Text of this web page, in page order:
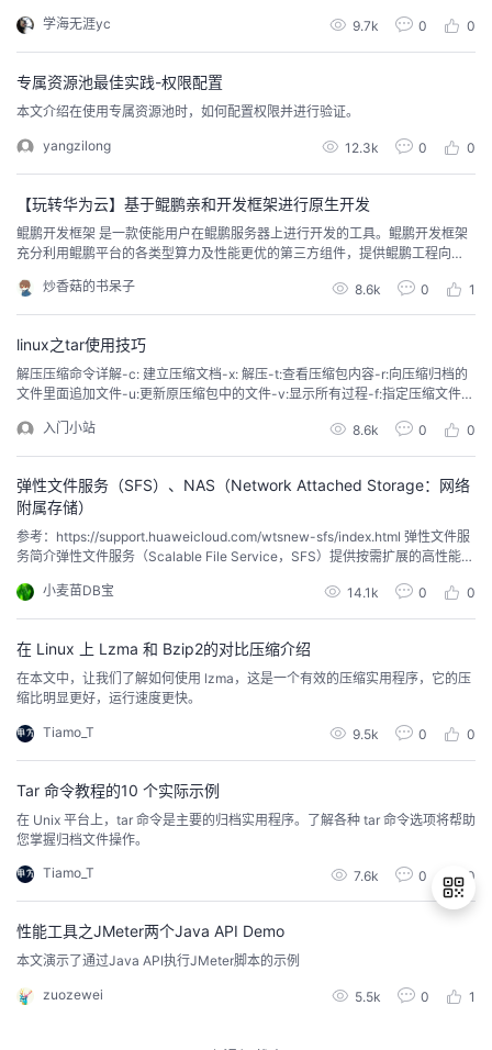
amClass desc, b...
学海无涯yc 9.7k 0 0
专属资源池最佳实践-权限配置
本文介绍在使用专属资源池时，如何配置权限并进行验证。
yangzilong 12.3k 0 0
【玩转华为云】基于鲲鹏亲和开发框架进行原生开发
鲲鹏开发框架 是一款使能用户在鲲鹏服务器上进行开发的工具。鲲鹏开发框架
充分利用鲲鹏平台的各类型算力及性能更优的第三方组件，提供鲲鹏工程向
应用软件框架，帮助开发者更便捷地开发鲲鹏应用，使能开发者高效创新。
炒香菇的书呆子 8.6k 0 1
linux之tar使用技巧
解压压缩命令详解-c: 建立压缩文档-x: 解压-t:查看压缩包内容-r:向压缩归档的
文件里面追加文件-u:更新原压缩包中的文件-v:显示所有过程-f:指定压缩文件-
ATE-OR-FILE 更新的文件–exclude=PATTERN排除以 PATTERN 指定的文件–r
emove-files 在添加文...
入门小站 8.6k 0 0
弹性文件服务（SFS）、NAS（Network Attached Storage：网络
附属存储）
参考：https://support.huaweicloud.com/wtsnew-sfs/index.html 弹性文件服
务简介弹性文件服务（Scalable File Service，SFS）提供按需扩展的高性能文
S），容器（CCE&CCI）、裸金属服务器（BMS）提供共享访问。如图1所
示。图1 访...
小麦苗DB宝 14.1k 0 0
在 Linux 上 Lzma 和 Bzip2的对比压缩介绍
在本文中，让我们了解如何使用 lzma，这是一个有效的压缩实用程序，它的压
缩比明显更好，运行速度更快。
Tiamo_T 9.5k 0 0
Tar 命令教程的10 个实际示例
在 Unix 平台上，tar 命令是主要的归档实用程序。了解各种 tar 命令选项将帮助
您掌握归档文件操作。
Tiamo_T 7.6k 0 0
性能工具之JMeter两个Java API Demo
本文演示了通过Java API执行JMeter脚本的示例
zuozewei 5.5k 0 1